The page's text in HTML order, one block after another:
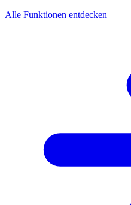
Alle Funktionen entdecken